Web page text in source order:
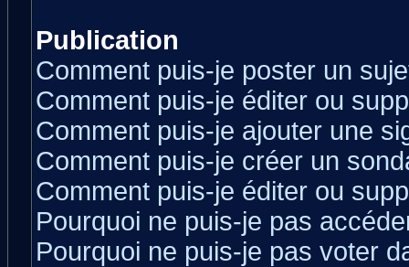
Publication
Comment puis-je poster un
Comment puis-je éditer ou
Comment puis-je ajouter une
Comment puis-je créer un
Comment puis-je éditer ou
Pourquoi ne puis-je pas
Pourquoi ne puis-je pas voter